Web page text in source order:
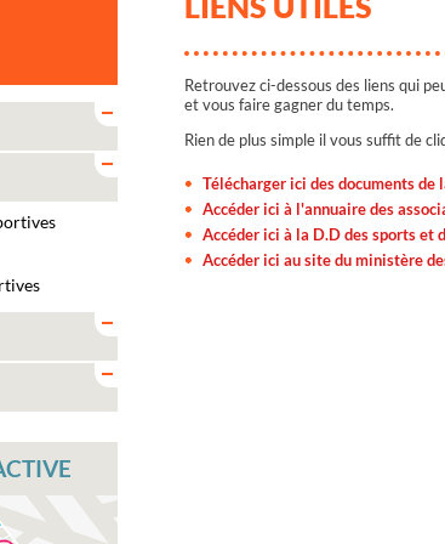
Retrouvez ci-dessous des liens qui
et vous faire gagner du temps.
Rien de plus simple il vous suffit de
Télécharger ici des documents
Accéder ici à l'annuaire des
Accéder ici à la D.D des sports et
Accéder ici au site du ministère